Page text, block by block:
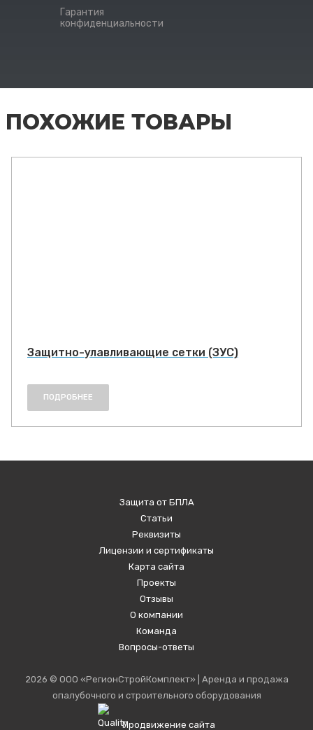
Гарантия
конфиденциальности
ПОХОЖИЕ ТОВАРЫ
Защитно-улавливающие сетки (ЗУС)
ПОДРОБНЕЕ
Защита от БПЛА
Статьи
Реквизиты
Лицензии и сертификаты
Карта сайта
Проекты
Отзывы
О компании
Команда
Вопросы-ответы
2026 © ООО «РегионСтройКомплект» | Аренда и продажа
опалубочного и строительного оборудования
Продвижение сайта